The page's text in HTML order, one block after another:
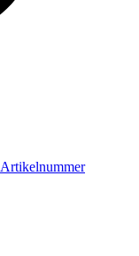
Artikelnummer